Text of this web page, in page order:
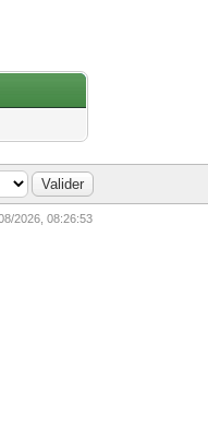
2026, 08:26:53